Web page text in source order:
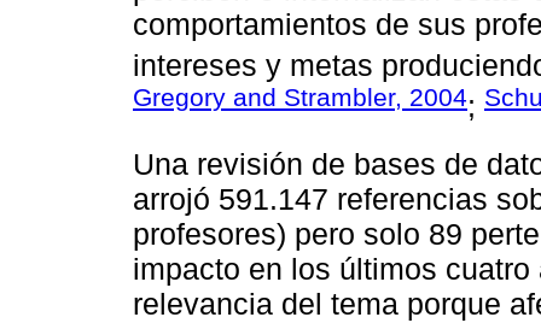
comportamientos de sus
intereses y metas
Gregory and Strambler, 2004;
Una revisión de bases de
arrojó 591.147 referencias
profesores) pero solo 89
impacto en los últimos
relevancia del tema porque